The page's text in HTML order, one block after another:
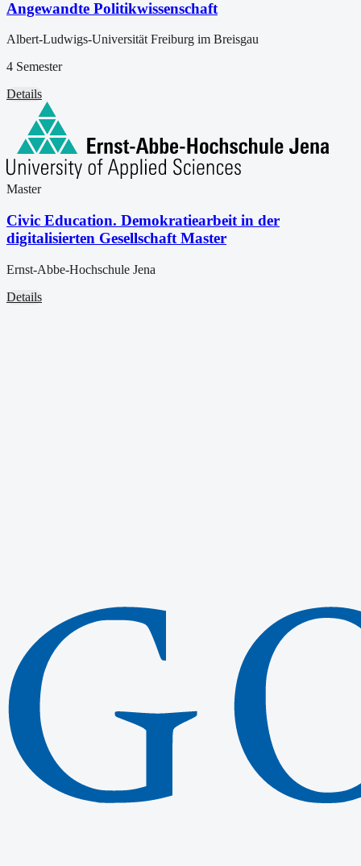
Angewandte Politikwissenschaft
Albert-Ludwigs-Universität Freiburg im Breisgau
4 Semester
Details
Master
Civic Education. Demokratiearbeit in der
digitalisierten Gesellschaft Master
Ernst-Abbe-Hochschule Jena
Details